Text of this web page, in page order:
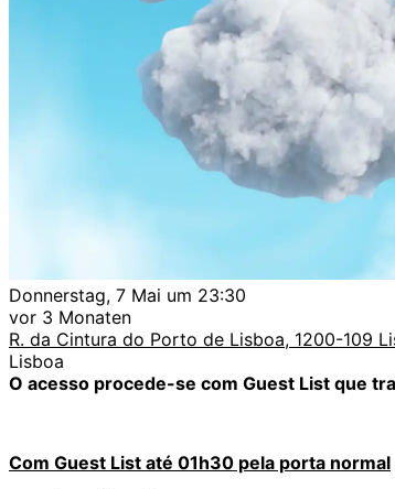
Donnerstag, 7 Mai um 23:30
vor 3 Monaten
R. da Cintura do Porto de Lisboa, 1200-109
Lisboa
O acesso procede-se com Guest List que
Com Guest List até 01h30 pela porta normal